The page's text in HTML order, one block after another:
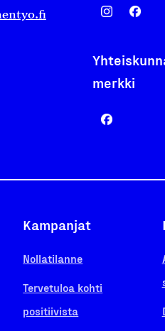
merkki
Kampanjat
Nollatilanne
Tervetuloa kohti
positiivista